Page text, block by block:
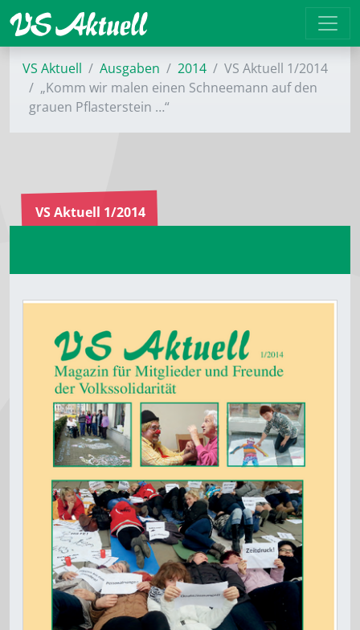
VS Aktuell Ausgaben 2014
VS Aktuell 1/2014
„Komm wir malen einen Schneemann auf den
grauen Pflasterstein …“
VS Aktuell 1/2014